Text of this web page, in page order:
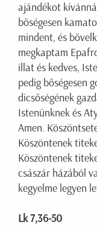
ajándékot
bőségesen
mindent, és
megkaptam
illat és kedves,
pedig bőségesen
dicsőségének
Istenünknek és
Amen.
Köszöntenek
Köszöntenek
császár házából
kegyelme legyen
Lk 7,36-50